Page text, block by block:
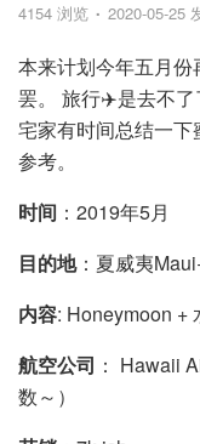
4154 浏览 2020-05-25
本来计划今年五月
罢。 旅行✈️是去不了
宅家有时间总结一
参考。
时间 ：2019年5月
目的地：夏威夷
内容: Honeymoon +
航空公司 ： Hawaii
数～）